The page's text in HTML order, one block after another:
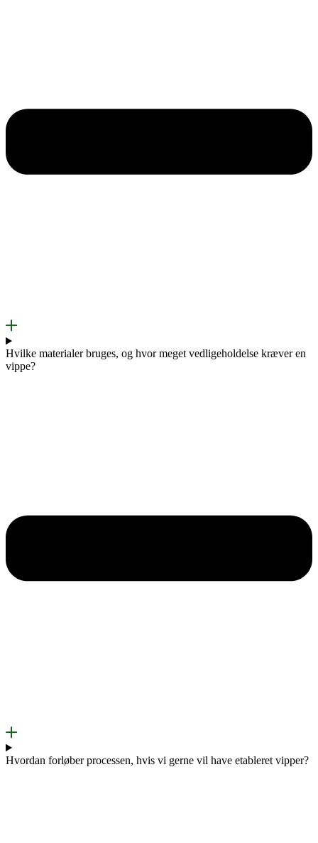
Hvilke materialer bruges, og hvor meget vedligeholdelse kræver en
vippe?
Hvordan forløber processen, hvis vi gerne vil have etableret vipper?